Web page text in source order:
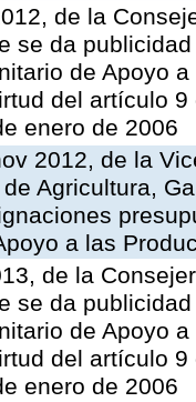
de la
se da
de Apoyo
del artículo
enero de 2006
2012, de la
Agricultura,
a las
de la
se da
de Apoyo
del artículo
enero de 2006